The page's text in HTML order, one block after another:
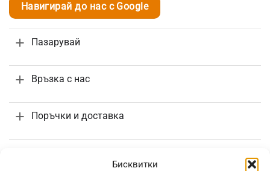
Бисквитки
Навигирай до нас с Google
Пазарувай
Връзка с нас
Поръчки и доставка